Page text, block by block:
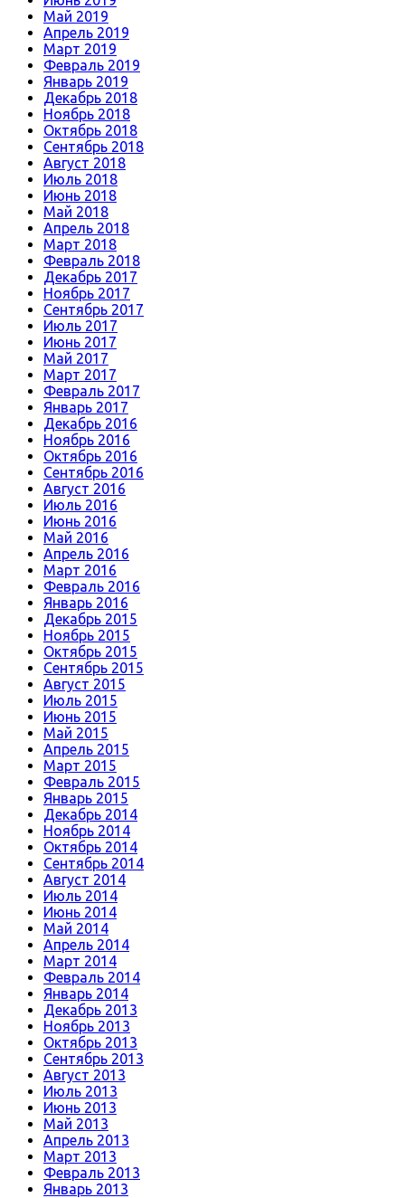
Май 2019
Апрель 2019
Март 2019
Февраль 2019
Январь 2019
Декабрь 2018
Ноябрь 2018
Октябрь 2018
Сентябрь 2018
Август 2018
Июль 2018
Июнь 2018
Май 2018
Апрель 2018
Март 2018
Февраль 2018
Декабрь 2017
Ноябрь 2017
Сентябрь 2017
Июль 2017
Июнь 2017
Май 2017
Март 2017
Февраль 2017
Январь 2017
Декабрь 2016
Ноябрь 2016
Октябрь 2016
Сентябрь 2016
Август 2016
Июль 2016
Июнь 2016
Май 2016
Апрель 2016
Март 2016
Февраль 2016
Январь 2016
Декабрь 2015
Ноябрь 2015
Октябрь 2015
Сентябрь 2015
Август 2015
Июль 2015
Июнь 2015
Май 2015
Апрель 2015
Март 2015
Февраль 2015
Январь 2015
Декабрь 2014
Ноябрь 2014
Октябрь 2014
Сентябрь 2014
Август 2014
Июль 2014
Июнь 2014
Май 2014
Апрель 2014
Март 2014
Февраль 2014
Январь 2014
Декабрь 2013
Ноябрь 2013
Октябрь 2013
Сентябрь 2013
Август 2013
Июль 2013
Июнь 2013
Май 2013
Апрель 2013
Март 2013
Февраль 2013
Январь 2013